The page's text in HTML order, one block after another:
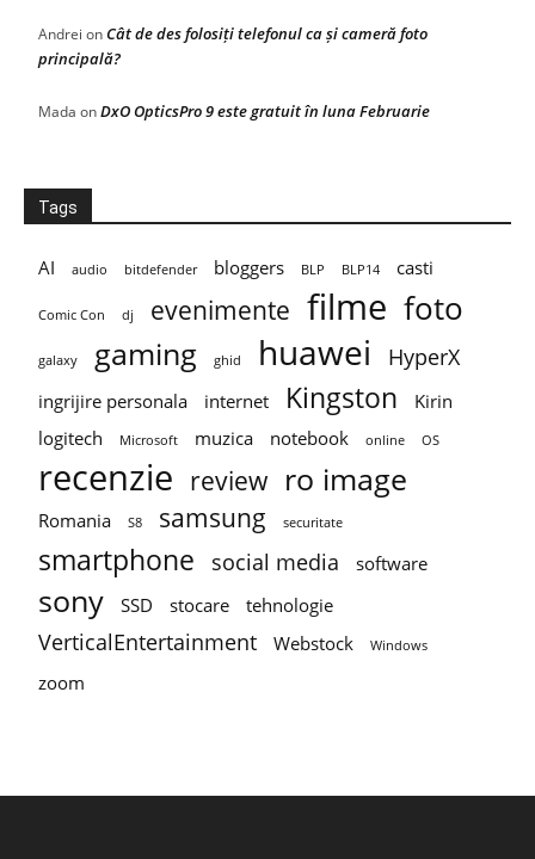
Andrei onCât de des folosiți telefonul ca și cameră foto
principală?
Mada onDxO OpticsPro 9 este gratuit în luna Februarie
Tags
AI audio bitdefender bloggers BLP BLP14 casti
Comic Con dj evenimente filme foto
galaxy gaming ghid huawei HyperX
ingrijire personala internet Kingston
Kirin
logitech
Microsoft muzica notebook online OS
recenzie review ro image
Romania S8 samsung securitate
smartphone social media software
sony SSD stocare tehnologie
VerticalEntertainment Webstock Windows
zoom